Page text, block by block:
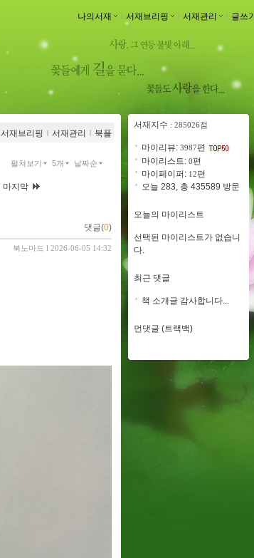
나의서재 ｌ 서재브리핑 ｌ 서재관리 ｌ 글쓰기
서재브리핑 ｌ 서재관리 ｌ 북플
펼쳐보기 5개 날짜순
마지막
댓글(0)
북노마드 l 2026-06-05 14:32
서재지수 : 285026점
마이리뷰: 3987편
마이리스트: 0편
마이페이퍼: 12편
오늘 283, 총 435589 방문
오늘의 마이리스트
선택된 마이리스트가 없습니
다.
최근 댓글
책 소개글 감사합니다...
먼댓글 (트랙백)